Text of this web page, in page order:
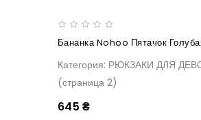
Бананка Nohoo Пятачок
Категория: РЮКЗАКИ ДЛЯ
(страница 2)
645 ₴